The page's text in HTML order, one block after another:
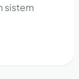
sistem